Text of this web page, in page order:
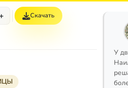
Скачать
У